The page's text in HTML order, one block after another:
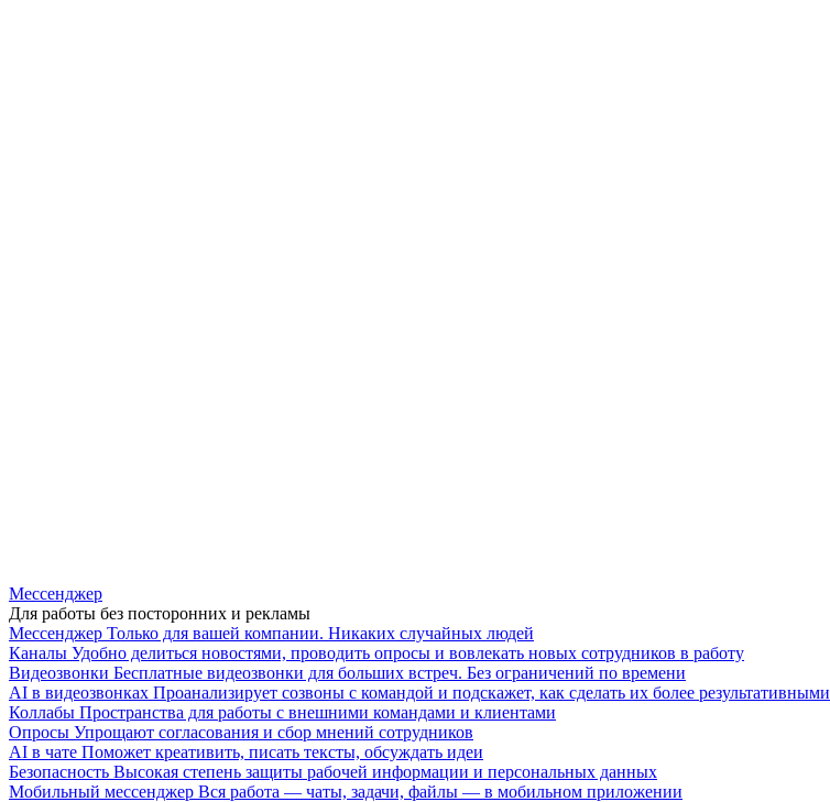
Мессенджер
Для работы без посторонних и рекламы
Мессенджер Только для вашей компании. Никаких случайных людей
Каналы Удобно делиться новостями, проводить опросы и вовлекать новых сотрудников в работу
Видеозвонки Бесплатные видеозвонки для больших встреч. Без ограничений по времени
AI в видеозвонках Проанализирует созвоны с командой и подскажет, как сделать их более результативными
Коллабы Пространства для работы с внешними командами и клиентами
Опросы Упрощают согласования и сбор мнений сотрудников
AI в чате Поможет креативить, писать тексты, обсуждать идеи
Безопасность Высокая степень защиты рабочей информации и персональных данных
Мобильный мессенджер Вся работа — чаты, задачи, файлы — в мобильном приложении